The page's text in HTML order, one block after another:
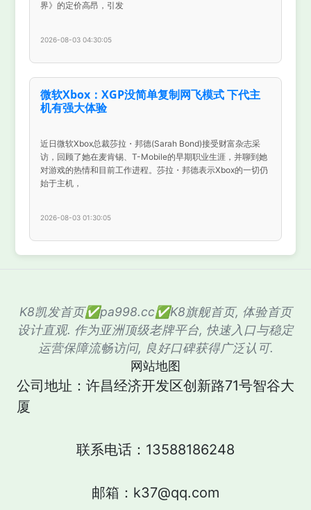
界》的定价高昂，引发
2026-08-03 04:30:05
微软Xbox：XGP没简单复制网飞模式 下代主
机有强大体验
近日微软Xbox总裁莎拉・邦德(Sarah Bond)接受财富杂志采
访，回顾了她在麦肯锡、T-Mobile的早期职业生涯，并聊到她
对游戏的热情和目前工作进程。莎拉・邦德表示Xbox的一切仍
始于主机，
2026-08-03 01:30:05
K8凯发首页✅pa998.cc✅K8旗舰首页, 体验首页
设计直观. 作为亚洲顶级老牌平台, 快速入口与稳定
运营保障流畅访问, 良好口碑获得广泛认可.
网站地图
公司地址：许昌经济开发区创新路71号智谷大
厦
联系电话：13588186248
邮箱：k37@qq.com